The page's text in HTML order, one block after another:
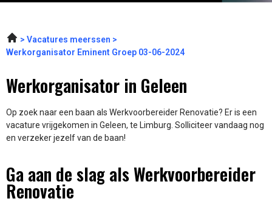
Vacatures meerssen
Werkorganisator Eminent Groep 03-06-2024
Werkorganisator in Geleen
Op zoek naar een baan als Werkvoorbereider Renovatie? Er is een
vacature vrijgekomen in Geleen, te Limburg. Solliciteer vandaag nog
en verzeker jezelf van de baan!
Ga aan de slag als Werkvoorbereider
Renovatie